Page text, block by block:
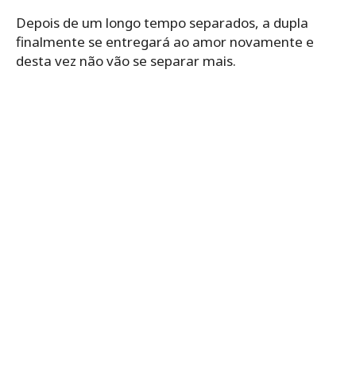
Depois de um longo tempo separados, a dupla
finalmente se entregará ao amor novamente e
desta vez não vão se separar mais.